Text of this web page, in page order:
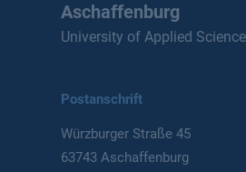
Aschaffenburg
University of Applied
Postanschrift
Würzburger Straße 45
63743 Aschaffenburg